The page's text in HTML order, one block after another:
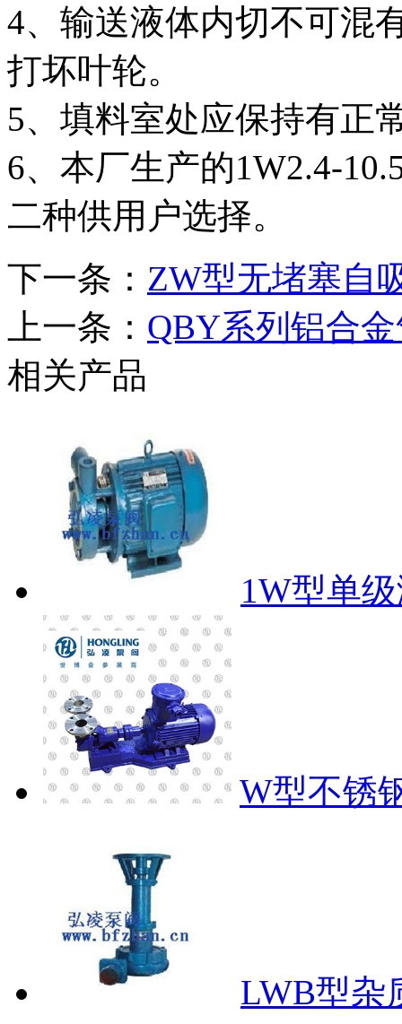
4、输送液体内切不可混
打坏叶轮。
5、填料室处应保持有
6、本厂生产的1W2.4-
二种供用户选择。
下一条： ZW型无堵塞自
上一条： QBY系列铝合
相关产品
1W型单
W型不锈
LWB型杂